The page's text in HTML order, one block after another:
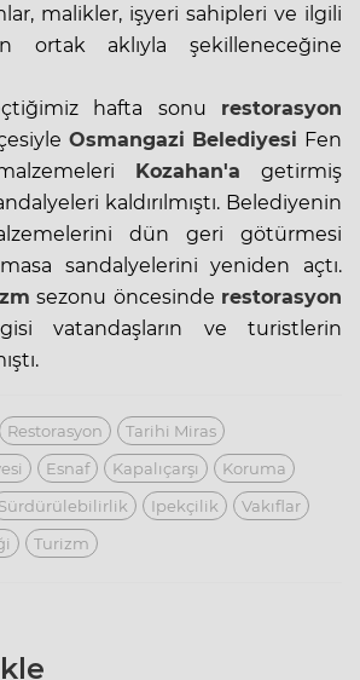
malikler, işyeri sahipleri ve ilgili
ortak aklıyla şekilleneceğine
hafta sonu restorasyon
Osmangazi Belediyesi Fen
Kozahan'a getirmiş
kaldırılmıştı. Belediyenin
dün geri götürmesi
sandalyelerini yeniden açtı.
sezonu öncesinde restorasyon
vatandaşların ve turistlerin
Restorasyon
Tarihi Miras
Esnaf Kapalıçarşı
Koruma
Sürdürülebilirlik Ipekçilik
Vakıflar
Turizm